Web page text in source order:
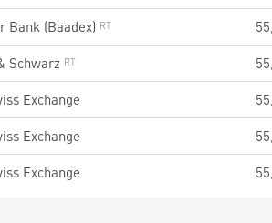
Bank (Baadex)
Schwarz
Exchange
Exchange
Exchange